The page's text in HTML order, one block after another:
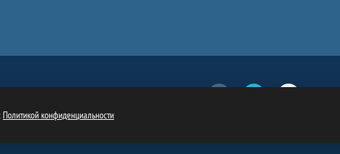
Политикой конфиденциальности